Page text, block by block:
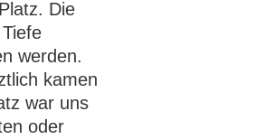
Die
werden.
kamen
war uns
oder